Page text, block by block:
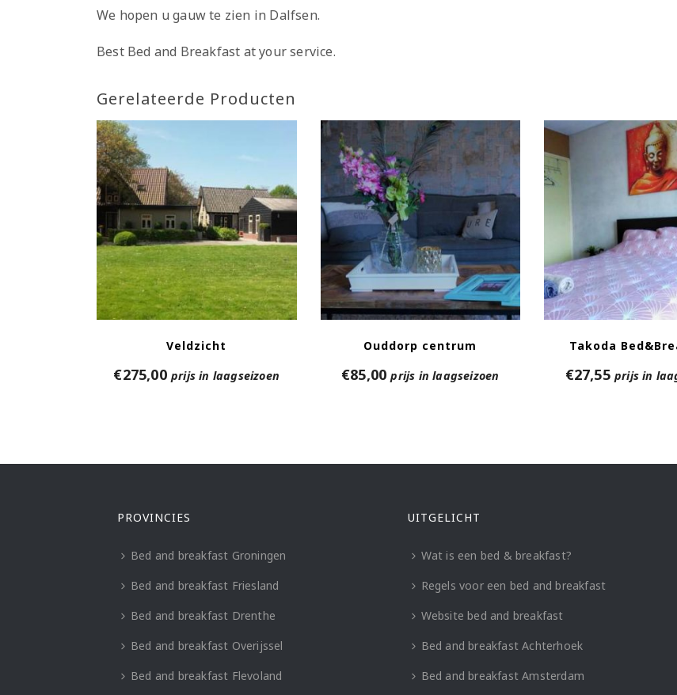
We hopen u gauw te zien in Dalfsen.
Best Bed and Breakfast at your service.
Gerelateerde Producten
Veldzicht
€275,00 prijs in laagseizoen
Ouddorp centrum
€85,00 prijs in laagseizoen
Takoda
€27,55 prijs in
PROVINCIES
Bed and breakfast Groningen
Bed and breakfast Friesland
Bed and breakfast Drenthe
Bed and breakfast Overijssel
Bed and breakfast Flevoland
UITGELICHT
Wat is een bed & breakfast?
Regels voor een bed and breakfast
Website bed and breakfast
Bed and breakfast Achterhoek
Bed and breakfast Amsterdam